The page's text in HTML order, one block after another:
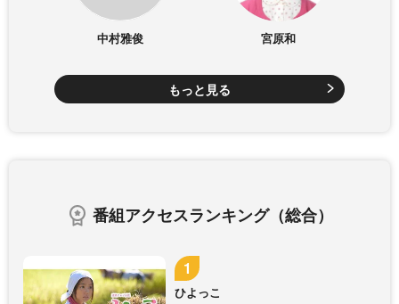
中村雅俊 宮原和
もっと見る
番組アクセスランキング（総合）
ひよっこ